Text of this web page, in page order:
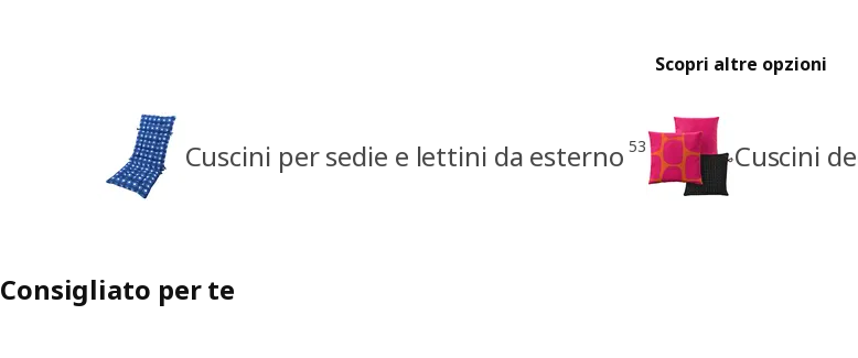
Scopri altre opzioni
Cuscini per sedie e lettini da esterno 53 Cuscini
Consigliato per te